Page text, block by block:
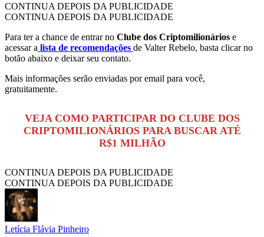
CONTINUA DEPOIS DA PUBLICIDADE
CONTINUA DEPOIS DA PUBLICIDADE
Para ter a chance de entrar no Clube dos Criptomilionários e
acessar a lista de recomendações de Valter Rebelo, basta clicar no
botão abaixo e deixar seu contato.
Mais informações serão enviadas por email para você,
gratuitamente.
VEJA COMO PARTICIPAR DO CLUBE DOS
CRIPTOMILIONÁRIOS PARA BUSCAR ATÉ
R$1 MILHÃO
CONTINUA DEPOIS DA PUBLICIDADE
CONTINUA DEPOIS DA PUBLICIDADE
Letícia Flávia Pinheiro